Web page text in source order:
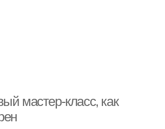
мастер-класс, как